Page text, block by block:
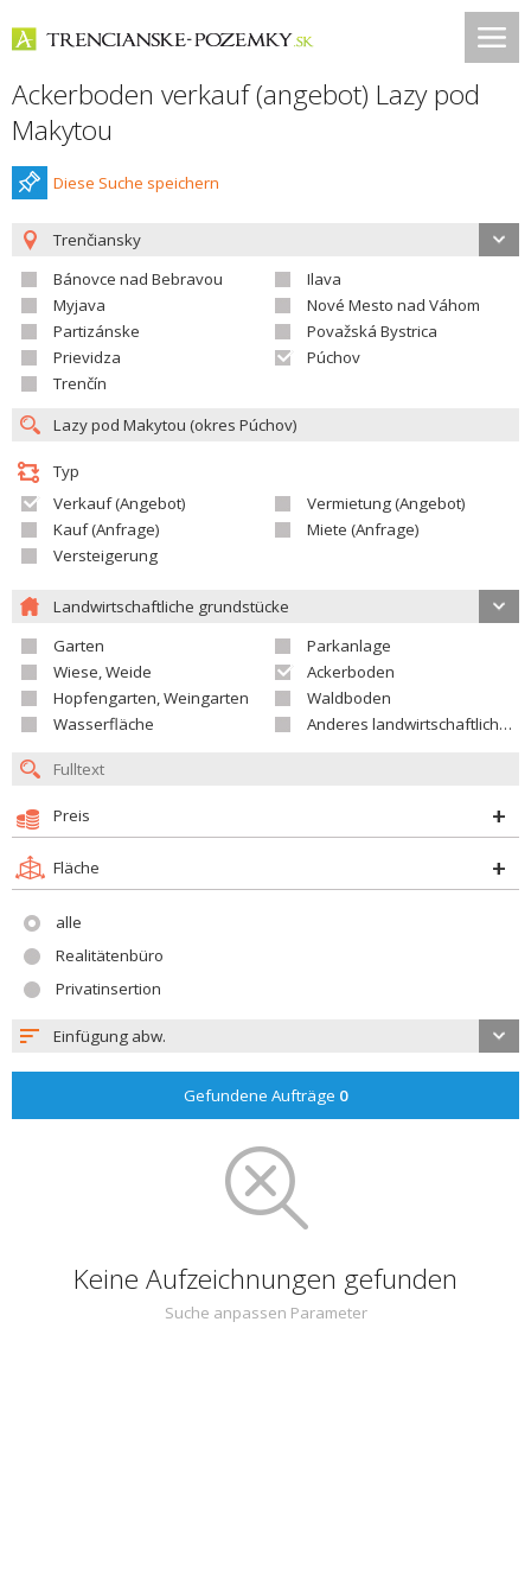
Ackerboden verkauf (angebot) Lazy pod
Makytou
Diese Suche speichern
Trenčiansky
Bánovce nad Bebravou
Ilava
Myjava
Nové Mesto nad Váhom
Partizánske
Považská Bystrica
Prievidza
Púchov
Trenčín
Typ
Verkauf (Angebot)
Vermietung (Angebot)
Kauf (Anfrage)
Miete (Anfrage)
Versteigerung
Landwirtschaftliche grundstücke
Garten
Parkanlage
Wiese, Weide
Ackerboden
Hopfengarten, Weingarten
Waldboden
Wasserfläche
Anderes landwirtschaftliches Grundstück
Preis
Fläche
alle
Realitätenbüro
Privatinsertion
Einfügung abw.
Gefundene Aufträge 0
Keine Aufzeichnungen gefunden
Suche anpassen Parameter